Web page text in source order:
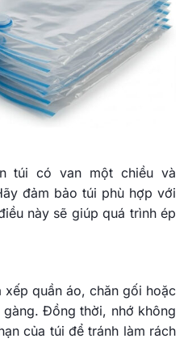
túi có van một chiều và
đảm bảo túi phù hợp với
này sẽ giúp quá trình ép
quần áo, chăn gối hoặc
Đồng thời, nhớ không
của túi để tránh làm rách